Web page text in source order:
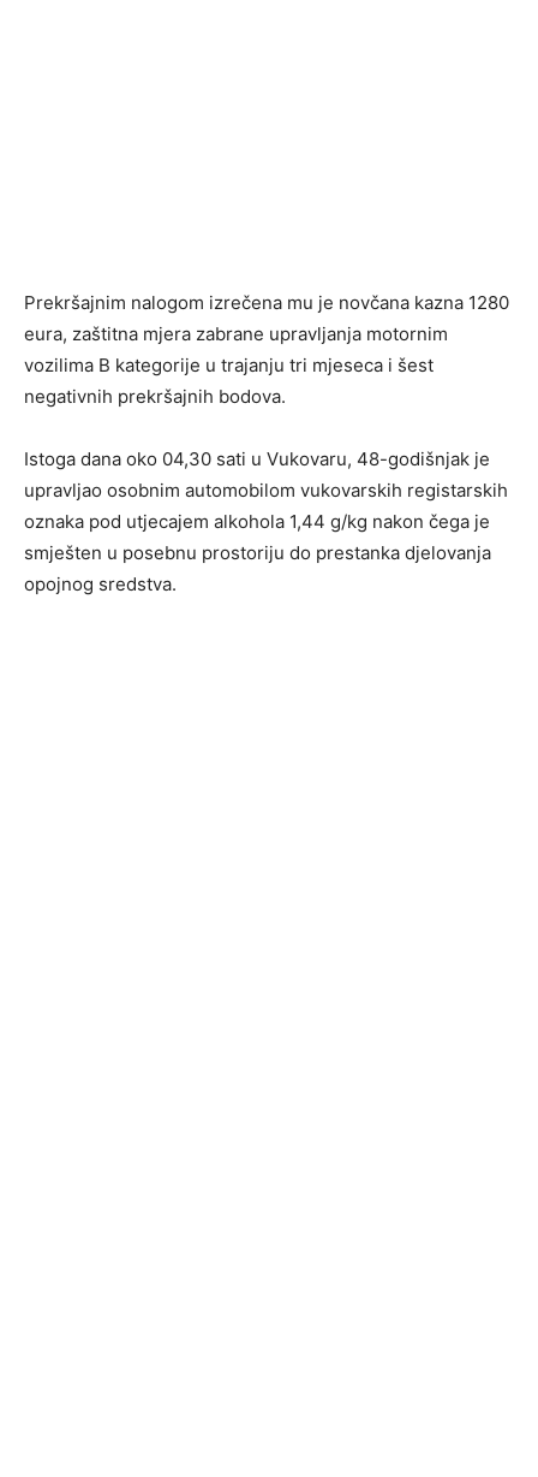
Prekršajnim nalogom izrečena mu je novčana kazna 1280
eura, zaštitna mjera zabrane upravljanja motornim
vozilima B kategorije u trajanju tri mjeseca i šest
negativnih prekršajnih bodova.
Istoga dana oko 04,30 sati u Vukovaru, 48-godišnjak je
upravljao osobnim automobilom vukovarskih registarskih
oznaka pod utjecajem alkohola 1,44 g/kg nakon čega je
smješten u posebnu prostoriju do prestanka djelovanja
opojnog sredstva.